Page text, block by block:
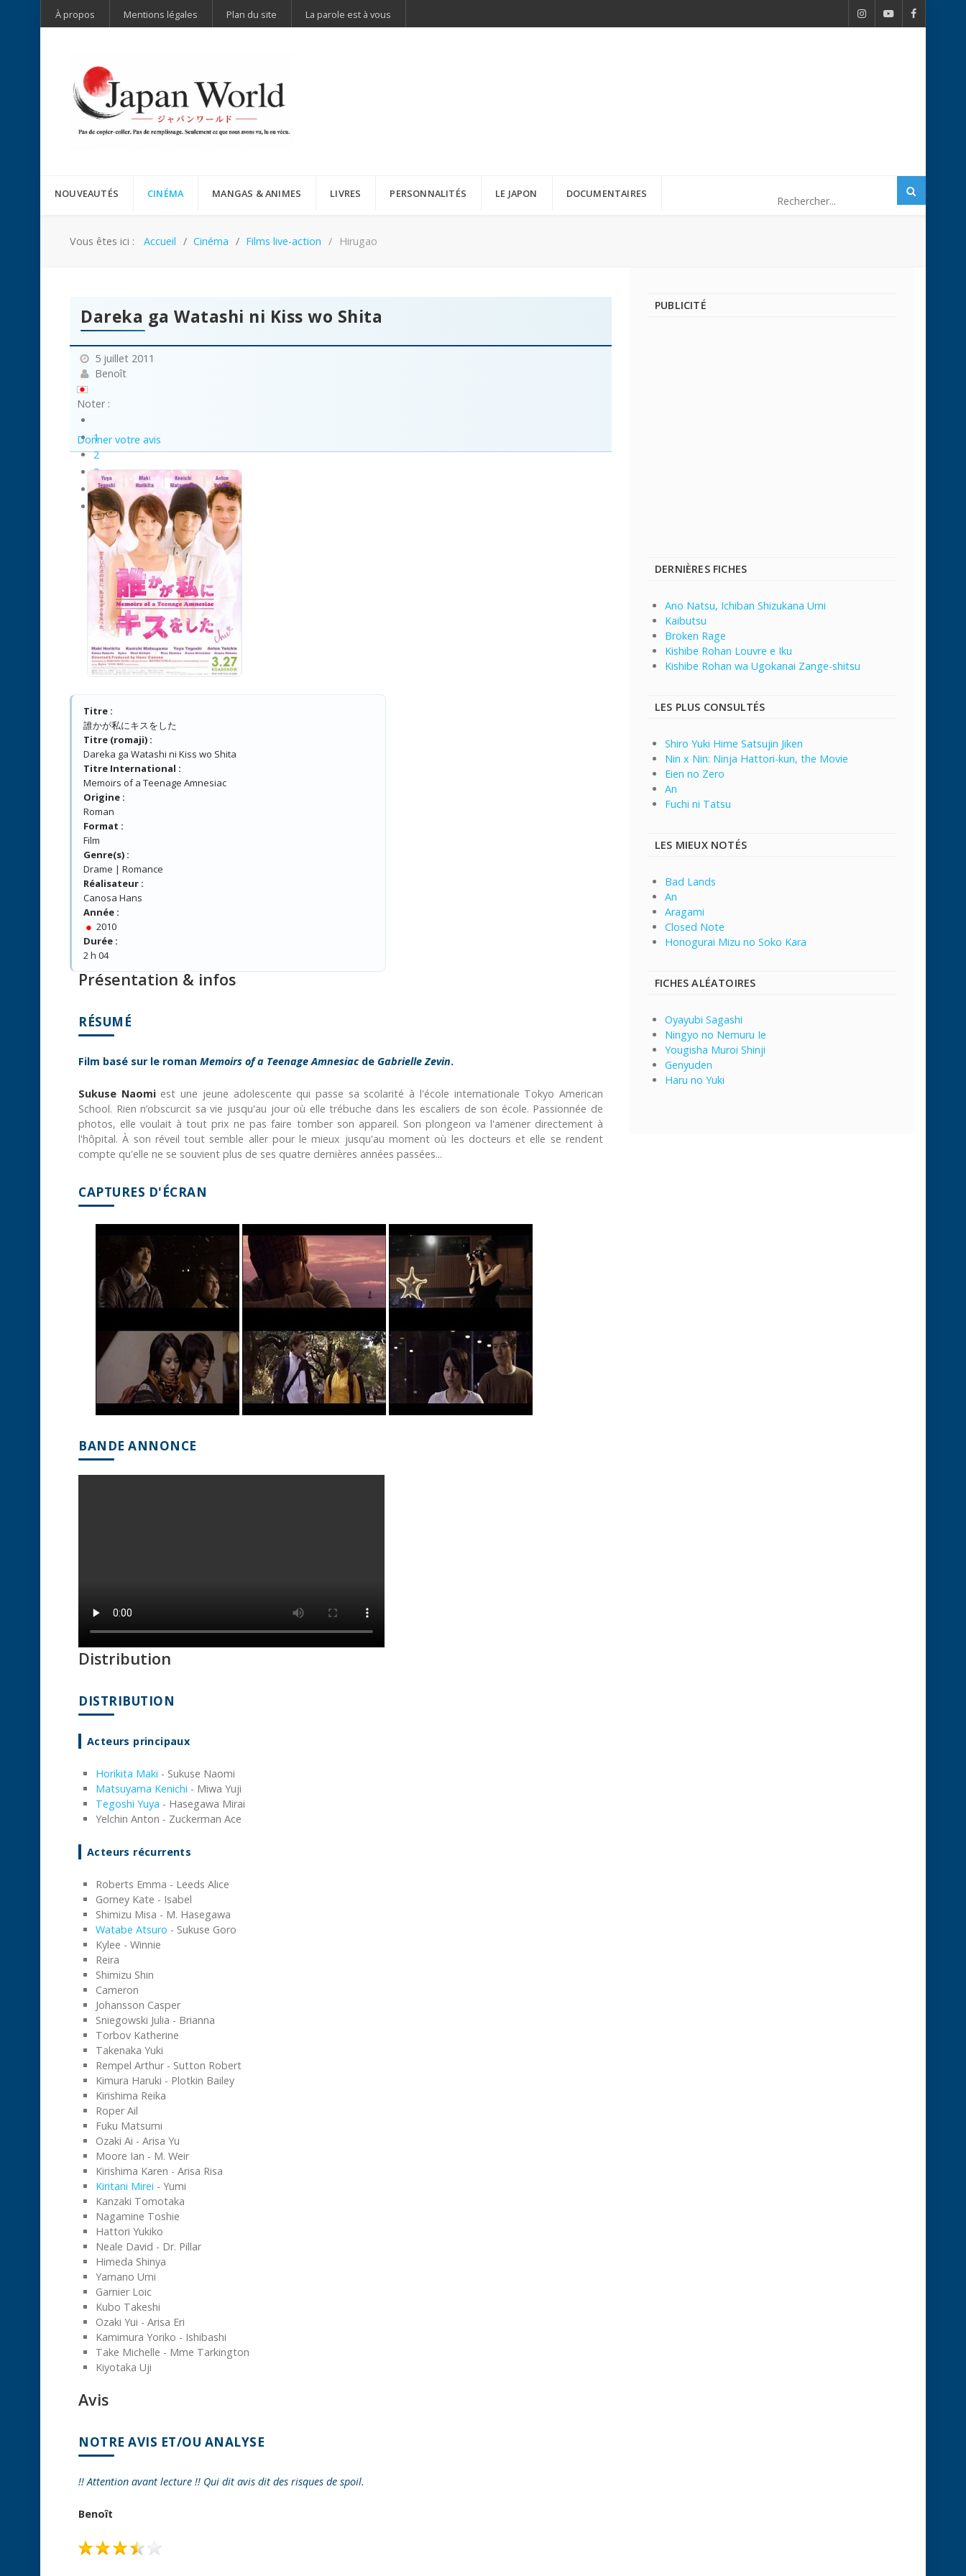
À propos Mentions légales Plan du site La parole est à vous
NOUVEAUTÉS CINÉMA MANGAS & ANIMES LIVRES PERSONNALITÉS LE JAPON DOCUMENTAIRES
Vous êtes ici : Accueil Cinéma Films live-action Hirugao
Dareka ga Watashi ni Kiss wo Shita
5 juillet 2011
Benoît
Noter :
1
2
3
4
5
Donner votre avis
Titre :
誰かが私にキスをした
Titre (romaji) :
Dareka ga Watashi ni Kiss wo Shita
Titre International :
Memoirs of a Teenage Amnesiac
Origine :
Roman
Format :
Film
Genre(s) :
Drame | Romance
Réalisateur :
Canosa Hans
Année :
2010
Durée :
2 h 04
Présentation & infos
RÉSUMÉ
Film basé sur le roman Memoirs of a Teenage Amnesiac de Gabrielle Zevin.
Sukuse Naomiest une jeune adolescente qui passe sa scolarité à l'école internationale Tokyo American
School. Rien n’obscurcit sa vie jusqu'au jour où elle trébuche dans les escaliers de son école. Passionnée de
photos, elle voulait à tout prix ne pas faire tomber son appareil. Son plongeon va l'amener directement à
l'hôpital. À son réveil tout semble aller pour le mieux jusqu'au moment où les docteurs et elle se rendent
compte qu'elle ne se souvient plus de ses quatre dernières années passées...
CAPTURES D'ÉCRAN
BANDE ANNONCE
Distribution
DISTRIBUTION
Acteurs principaux
Horikita Maki - Sukuse Naomi
Matsuyama Kenichi - Miwa Yuji
Tegoshi Yuya - Hasegawa Mirai
Yelchin Anton - Zuckerman Ace
Acteurs récurrents
Roberts Emma - Leeds Alice
Gorney Kate - Isabel
Shimizu Misa - M. Hasegawa
Watabe Atsuro - Sukuse Goro
Kylee - Winnie
Reira
Shimizu Shin
Cameron
Johansson Casper
Sniegowski Julia - Brianna
Torbov Katherine
Takenaka Yuki
Rempel Arthur - Sutton Robert
Kimura Haruki - Plotkin Bailey
Kirishima Reika
Roper Ail
Fuku Matsumi
Ozaki Ai - Arisa Yu
Moore Ian - M. Weir
Kirishima Karen - Arisa Risa
Kiritani Mirei - Yumi
Kanzaki Tomotaka
Nagamine Toshie
Hattori Yukiko
Neale David - Dr. Pillar
Himeda Shinya
Yamano Umi
Garnier Loic
Kubo Takeshi
Ozaki Yui - Arisa Eri
Kamimura Yoriko - Ishibashi
Take Michelle - Mme Tarkington
Kiyotaka Uji
Avis
NOTRE AVIS ET/OU ANALYSE
!! Attention avant lecture !! Qui dit avis dit des risques de spoil.
Benoît
PUBLICITÉ
DERNIÈRES FICHES
Ano Natsu, Ichiban Shizukana Umi
Kaibutsu
Broken Rage
Kishibe Rohan Louvre e Iku
Kishibe Rohan wa Ugokanai Zange-shitsu
LES PLUS CONSULTÉS
Shiro Yuki Hime Satsujin Jiken
Nin x Nin: Ninja Hattori-kun, the Movie
Eien no Zero
An
Fuchi ni Tatsu
LES MIEUX NOTÉS
Bad Lands
An
Aragami
Closed Note
Honogurai Mizu no Soko Kara
FICHES ALÉATOIRES
Oyayubi Sagashi
Ningyo no Nemuru Ie
Yougisha Muroi Shinji
Genyuden
Haru no Yuki